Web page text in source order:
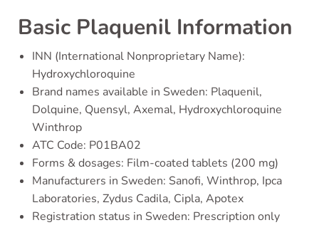
Basic Plaquenil Information
INN (International Nonproprietary Name):
Hydroxychloroquine
Brand names available in Sweden: Plaquenil,
Dolquine, Quensyl, Axemal, Hydroxychloroquine
Winthrop
ATC Code: P01BA02
Forms & dosages: Film-coated tablets (200 mg)
Manufacturers in Sweden: Sanofi, Winthrop, Ipca
Laboratories, Zydus Cadila, Cipla, Apotex
Registration status in Sweden: Prescription only